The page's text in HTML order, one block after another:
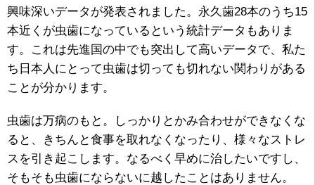
興味深いデータが発表されました。永久歯28本のうち15
本近くが虫歯になっているという統計データもありま
す。これは先進国の中でも突出して高いデータで、私た
ち日本人にとって虫歯は切っても切れない関わりがある
ことが分かります。
虫歯は万病のもと。しっかりとかみ合わせができなくな
ると、きちんと食事を取れなくなったり、様々なストレ
スを引き起こします。なるべく早めに治したいですし、
そもそも虫歯にならないに越したことはありません。